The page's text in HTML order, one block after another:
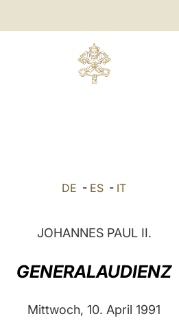
DE - ES - IT
JOHANNES PAUL II.
GENERALAUDIENZ
Mittwoch, 10. April 1991